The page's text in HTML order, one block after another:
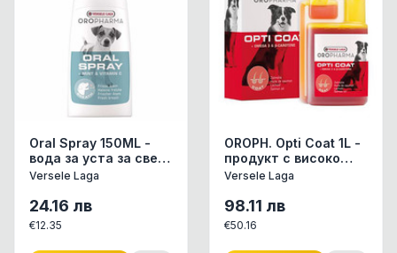
Oral Spray 150ML -
вода за уста за свеж
дъх - за кучета
Versele Laga
24.16 лв
€12.35
OROPH. Opti Coat 1L -
продукт с високо
съдържание на
каротин за лъскава
козин
Versele Laga
98.11 лв
€50.16